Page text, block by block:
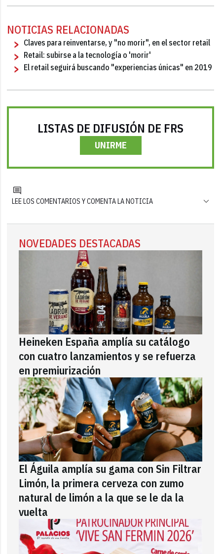
NOTICIAS RELACIONADAS
Claves para reinventarse, y "no morir", en el sector retail
Retail: subirse a la tecnología o 'morir'
El retail seguirá buscando "experiencias únicas" en 2019
LISTAS DE DIFUSIÓN DE FRS
UNIRME
LEE LOS COMENTARIOS Y COMENTA LA NOTICIA
NOVEDADES DESTACADAS
Heineken España amplía su catálogo
con cuatro lanzamientos y se refuerza
en premiurización
El Águila amplía su gama con Sin Filtrar
Limón, la primera cerveza con zumo
natural de limón a la que se le da la
vuelta